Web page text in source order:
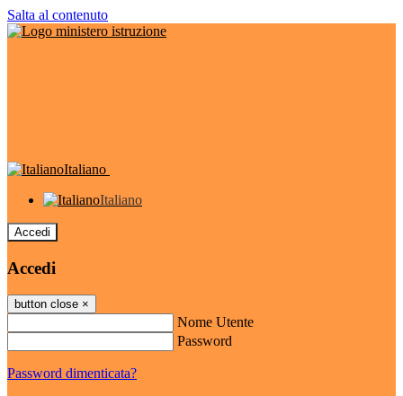
Salta al contenuto
Italiano
Italiano
Accedi
Accedi
button close ×
Nome Utente
Password
Password dimenticata?